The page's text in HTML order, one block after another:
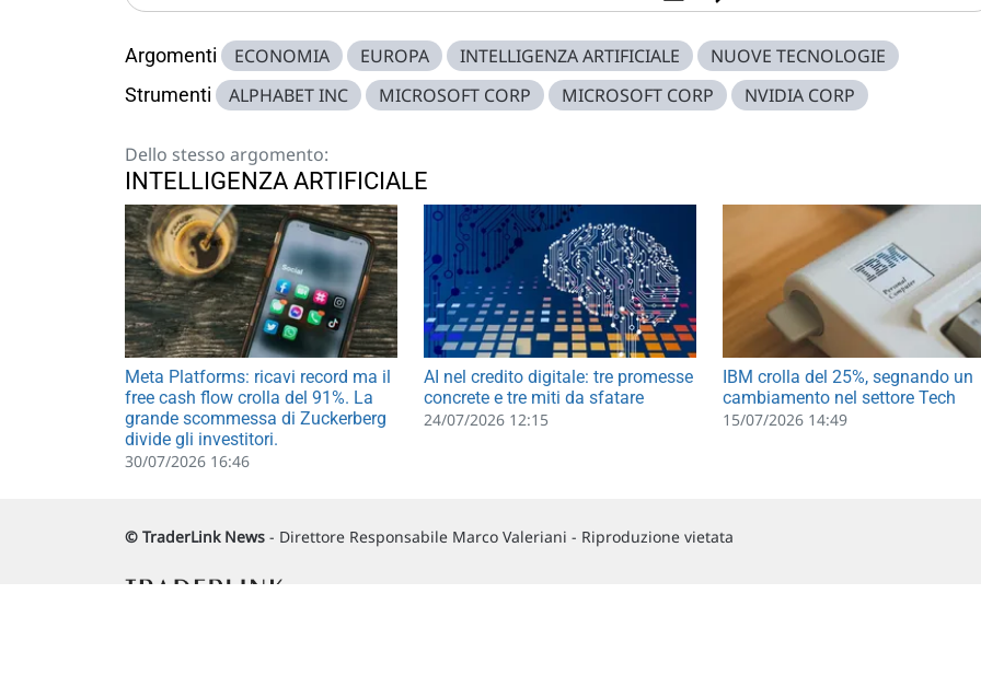
Argomenti ECONOMIA EUROPA INTELLIGENZA ARTIFICIALE NUOVE TECNOLOGIE
Strumenti ALPHABET INC MICROSOFT CORP MICROSOFT CORP NVIDIA CORP
Dello stesso argomento:
INTELLIGENZA ARTIFICIALE
Meta Platforms: ricavi record ma il
free cash flow crolla del 91%. La
grande scommessa di Zuckerberg
divide gli investitori.
30/07/2026 16:46
AI nel credito digitale: tre promesse
concrete e tre miti da sfatare
24/07/2026 12:15
IBM crolla del 25%, segnando un
cambiamento nel settore Tech
15/07/2026 14:49
© TraderLink News - Direttore Responsabile Marco Valeriani - Riproduzione vietata